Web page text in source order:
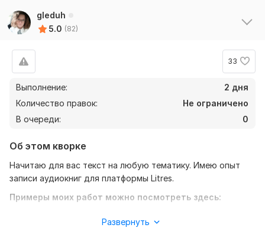
gleduh
5.0 (82)
33
Выполнение:
2 дня
Количество правок:
Не ограничено
В очереди:
0
Об этом кворке
Начитаю для вас текст на любую тематику. Имею опыт
записи аудиокниг для платформы Litres.
Примеры моих работ можно посмотреть здесь:
Развернуть
P
Нет отзыва